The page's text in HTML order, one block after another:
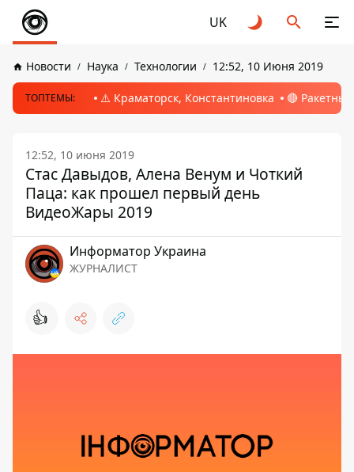
UK
Новости Наука Технологии 12:52, 10 Июня 2019
ТОПТЕМЫ: ⚠️ Краматорск, Константиновка 🔴
12:52, 10 июня 2019
Стас Давыдов, Алена Венум и Чоткий
Паца: как прошел первый день
ВидеоЖары 2019
Информатор Украина
ЖУРНАЛИСТ
👍